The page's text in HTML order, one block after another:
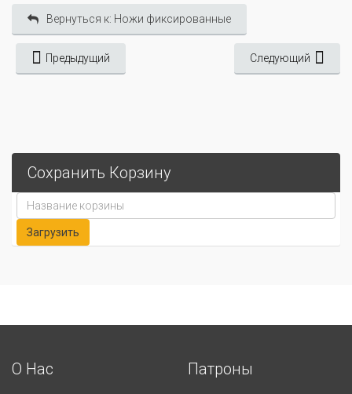
Вернуться к: Ножи фиксированные
Предыдущий Следующий
Сохранить Корзину
О Нас Патроны